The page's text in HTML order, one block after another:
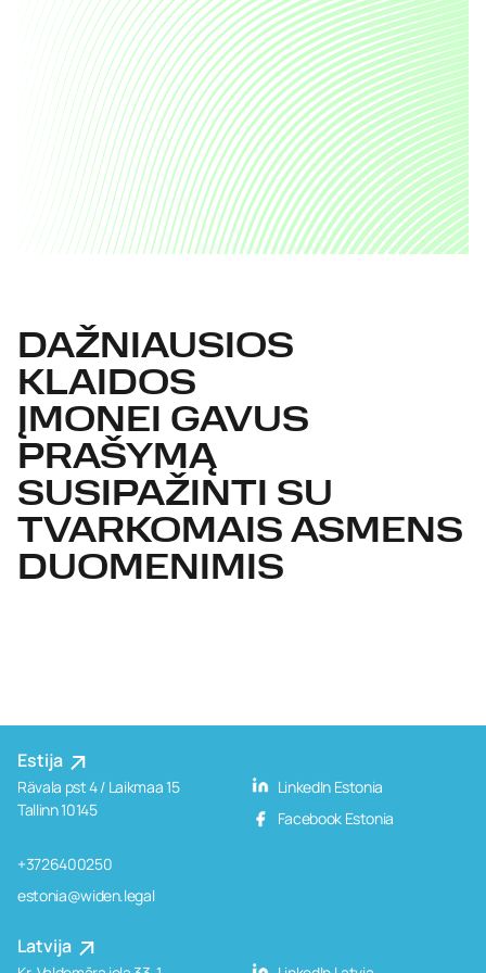
DAŽNIAUSIOS
KLAIDOS
ĮMONEI GAVUS
PRAŠYMĄ
SUSIPAŽINTI SU
TVARKOMAIS ASMENS
DUOMENIMIS
Estija
Rävala pst 4 / Laikmaa 15
Tallinn 10145
+3726400250
estonia@widen.legal
LinkedIn Estonia
Facebook Estonia
Latvija